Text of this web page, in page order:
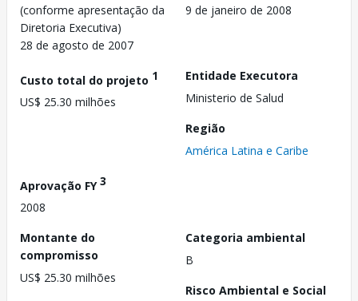
(conforme apresentação da
Diretoria Executiva)
28 de agosto de 2007
9 de janeiro de 2008
Custo total do projeto 1
US$ 25.30 milhões
Entidade Executora
Ministerio de Salud
Região
América Latina e Caribe
Aprovação FY3
2008
Montante do
compromisso
US$ 25.30 milhões
Categoria ambiental
B
Risco Ambiental e Social